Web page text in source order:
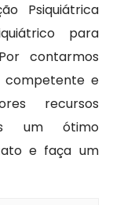
Psiquiátrica
para
contarmos
competente e
recursos
um ótimo
e faça um